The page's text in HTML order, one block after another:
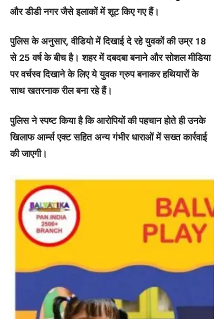
और डीडी नगर जैसे इलाकों में शूट किए गए हैं।
पुलिस के अनुसार, वीडियो में दिखाई दे रहे युवकों की उम्र 18
से 25 वर्ष के बीच है। शहर में दबदबा बनाने और सोशल मीडिया
पर वर्चस्व दिखाने के लिए ये युवक ग्रुप बनाकर हथियारों के
साथ खतरनाक रील बना रहे हैं।
पुलिस ने स्पष्ट किया है कि आरोपियों की पहचान होते ही उनके
खिलाफ आर्म्स एक्ट सहित अन्य गंभीर धाराओं में सख्त कार्रवाई
की जाएगी।